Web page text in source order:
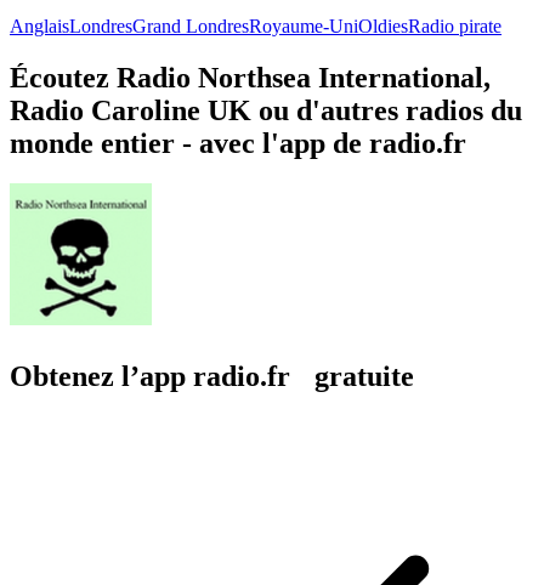
AnglaisLondresGrand LondresRoyaume-UniOldiesRadio pirate
Écoutez Radio Northsea International,
Radio Caroline UK ou d'autres radios du
monde entier - avec l'app de radio.fr
Obtenez l’app radio.fr gratuite